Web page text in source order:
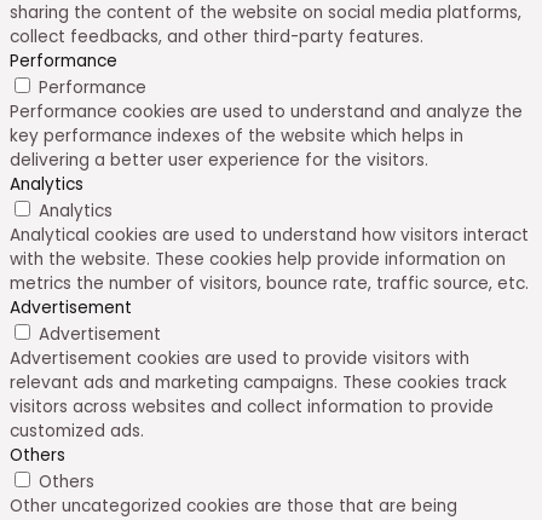
sharing the content of the website on social media platforms,
collect feedbacks, and other third-party features.
Performance
Performance
Performance cookies are used to understand and analyze the
key performance indexes of the website which helps in
delivering a better user experience for the visitors.
Analytics
Analytics
Analytical cookies are used to understand how visitors interact
with the website. These cookies help provide information on
metrics the number of visitors, bounce rate, traffic source, etc.
Advertisement
Advertisement
Advertisement cookies are used to provide visitors with
relevant ads and marketing campaigns. These cookies track
visitors across websites and collect information to provide
customized ads.
Others
Others
Other uncategorized cookies are those that are being